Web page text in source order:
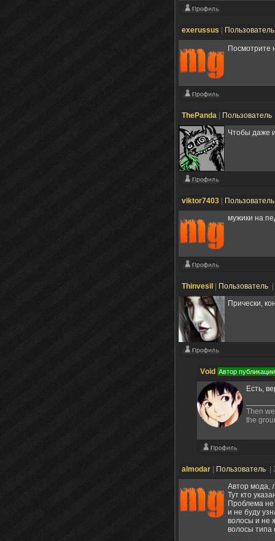
exerussus
ThePanda Пользователь
Чтобы даже
viktor7403
мужики на
Thinvesil Пользователь
Прически,
Vоid Автор публикации
Есть,
Then
the
almodar Пользователь
Автор мода,
Тут кто
Проблема
и не буду
волосы и не
волосы типа